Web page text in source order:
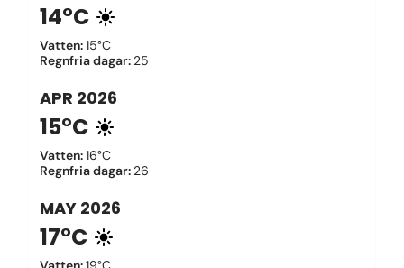
14°C
Vatten:15°C
Regnfria dagar: 25
APR 2026
15°C
Vatten:16°C
Regnfria dagar: 26
MAY 2026
17°C